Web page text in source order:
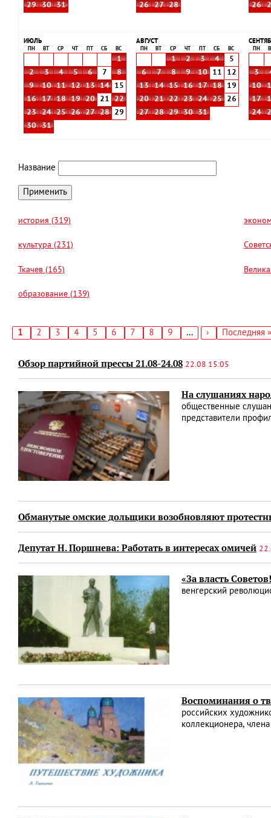
29
30 31
26
27 28
26
ИЮЛЬ
ПН ВТ СР ЧТ СБ ВС
1
2
3 4 5 6 7
8
9
10 11 12 13 14
15
16
17 18 19 20 21
22
23
24 25 26 27 28
29
30
31
АВГУСТ
ПН ВТ СР ЧТ СБ ВС
1 2 3 4
5
6
7 8 9 10 11
12
13
14 15 16 17 18
19
20
21 22 23 24 25
26
27
28 29 30 31
ПН
3
10
17
24
Название
история (319)
культура (231)
Ткачев (165)
образование (139)
Текущая
1 Страница
2 Страница
3 Страница
4 Страница
5 Страница
6 Страница
7 Страница
8 Страница
9 …
Следующая
›
Последняя
Последняя »
Обзор партийной прессы 21.08-24.08 22.08 15:05
На слушаниях
общественные
представители
Обманутые омские дольщики возобновляют
Депутат Н. Поршнева: Работать в интересах омичей
«За власть
венгерский
Воспоминания о
российских
коллекционера,